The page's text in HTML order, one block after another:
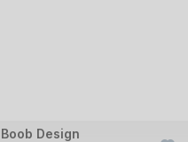
Bilde
Boob Design